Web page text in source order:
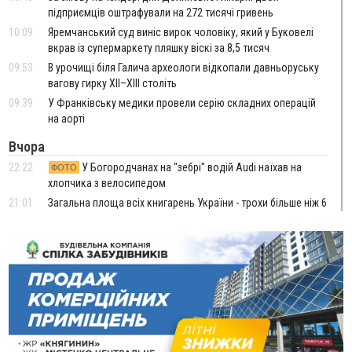
підприємців оштрафували на 272 тисячі гривень
10:09
Яремчанський суд виніс вирок чоловіку, який у Буковелі
вкрав із супермаркету пляшку віскі за 8,5 тисяч
09:53
В урочищі біля Галича археологи відкопали давньоруську
вагову гирку XII–XIII століть
09:39
У Франківську медики провели серію складних операцій
на аорті
Вчора
22:22 ФОТО
У Богородчанах на "зебрі" водій Audi наїхав на
хлопчика з велосипедом
21:01
Загальна площа всіх книгарень України - трохи більше ніж 6
20:47
На "зебрі" у Франківську два мотоциклісти збили жінку
18:55
Прикарпаття серед лідерів за будівництвом новобудов і
рекордсмен за зростанням цін на житло
16:48
ВІДЕО Де безпечно купатися на Прикарпатті?
16:20
У Франківську дружина загиблого воїна створила
організацію «КОД 7'Я», аби підтримувати військових та їхні
сім'ї